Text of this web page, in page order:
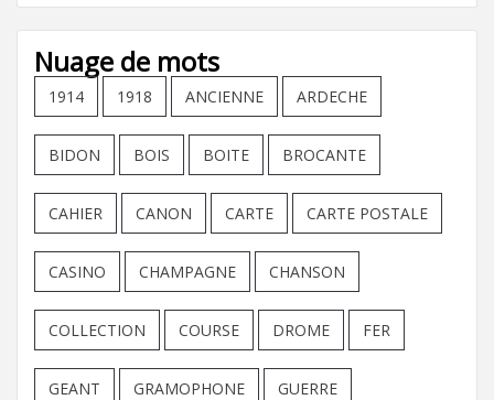
Nuage de mots
1914 1918 ANCIENNE ARDECHE
BIDON BOIS BOITE BROCANTE
CAHIER CANON CARTE CARTE POSTALE
CASINO CHAMPAGNE CHANSON
COLLECTION COURSE DROME FER
GEANT GRAMOPHONE GUERRE